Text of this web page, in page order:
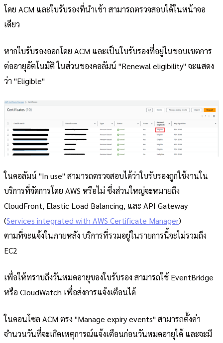
โดย ACM และใบรับรองที่นำเข้า สามารถตรวจสอบได้ในหน้าจอ
เดียว
หากใบรับรองออกโดย ACM และเป็นใบรับรองที่อยู่ในขอบเขตการ
ต่ออายุอัตโนมัติ ในส่วนของคอลัมน์ "Renewal eligibility" จะแสดง
ว่า "Eligible"
ในคอลัมน์ "In use" สามารถตรวจสอบได้ว่าใบรับรองถูกใช้งานใน
บริการที่จัดการโดย AWS หรือไม่ ซึ่งส่วนใหญ่จะหมายถึง
CloudFront, Elastic Load Balancing, และ API Gateway
(Services integrated with AWS Certificate Manager)
ตามที่จะแจ้งในภายหลัง บริการที่รวมอยู่ในรายการนี้จะไม่รวมถึง
EC2
เพื่อให้ทราบถึงวันหมดอายุของใบรับรอง สามารถใช้ EventBridge
หรือ CloudWatch เพื่อส่งการแจ้งเตือนได้
ในคอนโซล ACM ตรง "Manage expiry events" สามารถตั้งค่า
จำนวนวันที่จะเกิดเหตุการณ์แจ้งเตือนก่อนวันหมดอายุได้ และจะมี